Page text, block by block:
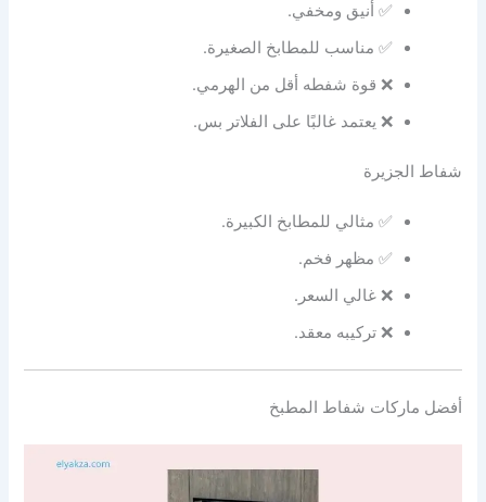
✅ أنيق ومخفي.
✅ مناسب للمطابخ الصغيرة.
❌ قوة شفطه أقل من الهرمي.
❌ يعتمد غالبًا على الفلاتر بس.
شفاط الجزيرة
✅ مثالي للمطابخ الكبيرة.
✅ مظهر فخم.
❌ غالي السعر.
❌ تركيبه معقد.
أفضل ماركات شفاط المطبخ